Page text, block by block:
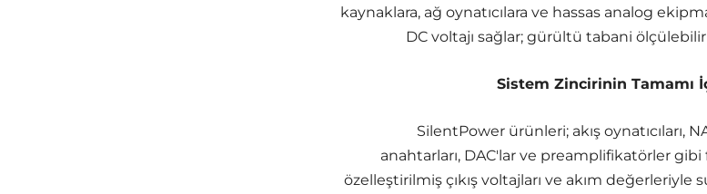
kaynaklara, ağ oynatıcılara ve hassas analog
DC voltajı sağlar; gürültü tabani
Sistem Zincirinin Tamamı
SilentPower ürünleri; akış oynatıcıları,
anahtarları, DAC'lar ve preamplifikatörler gibi
özelleştirilmiş çıkış voltajları ve akım